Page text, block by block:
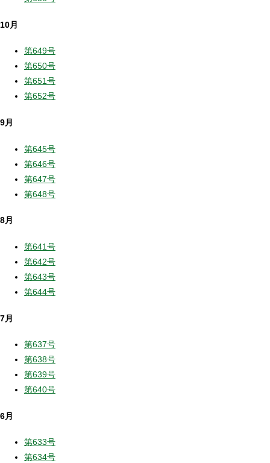
10月
第649号
第650号
第651号
第652号
9月
第645号
第646号
第647号
第648号
8月
第641号
第642号
第643号
第644号
7月
第637号
第638号
第639号
第640号
6月
第633号
第634号